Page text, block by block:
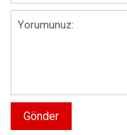
Gönder